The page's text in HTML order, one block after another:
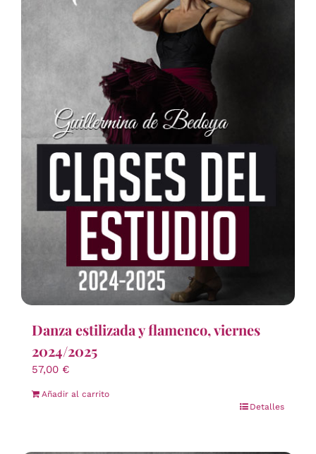
Danza estilizada y flamenco, viernes
2024/2025
57,00 €
Añadir al carrito
Detalles